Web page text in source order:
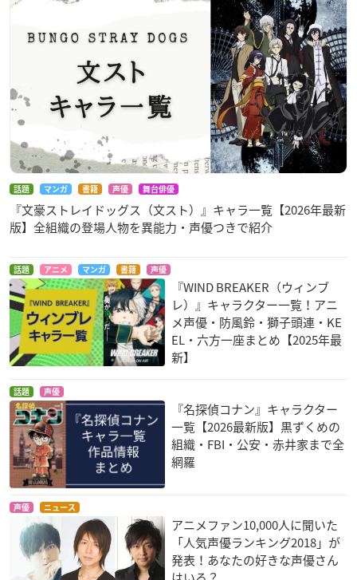
話題 マンガ 書籍 声優 舞台俳優
『文豪ストレイドッグス（文スト）』キャラ一覧【2026年最新
版】全組織の登場人物を異能力・声優つきで紹介
話題 アニメ マンガ 書籍 声優
『WIND BREAKER（ウィンブ
レ）』キャラクター一覧！アニ
メ声優・防風鈴・獅子頭連・KE
EL・六方一座まとめ【2025年最
新】
話題 声優
『名探偵コナン』キャラクター
一覧【2026最新版】黒ずくめの
組織・FBI・公安・赤井家まで全
網羅
声優 ニュース
アニメファン10,000人に聞いた
「人気声優ランキング2018」が
発表！あなたの好きな声優さん